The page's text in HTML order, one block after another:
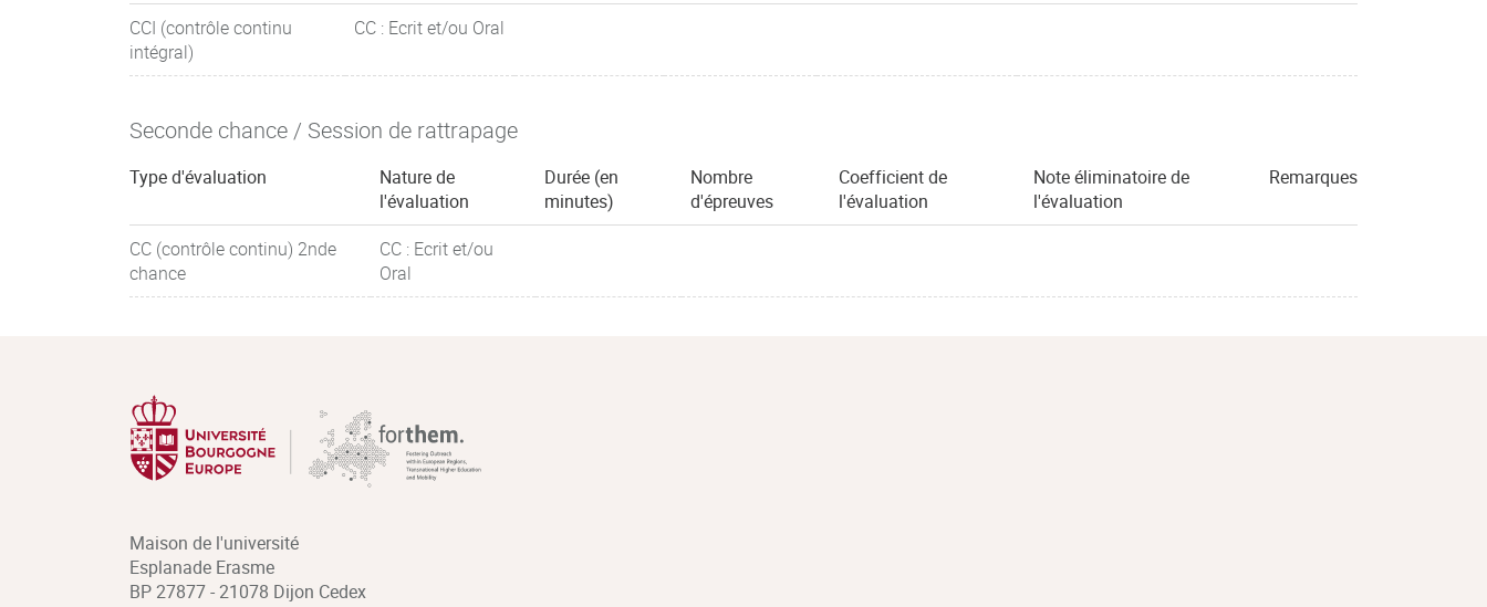
CCI (contrôle continu
intégral)
CC : Ecrit et/ou Oral
Seconde chance / Session de rattrapage
Type d'évaluation
Nature de
l'évaluation
Durée (en
minutes)
Nombre
d'épreuves
Coefficient de
l'évaluation
Note éliminatoire de
l'évaluation
Remarques
CC (contrôle continu) 2nde
chance
CC : Ecrit et/ou
Oral
Maison de l'université
Esplanade Erasme
BP 27877 - 21078 Dijon Cedex